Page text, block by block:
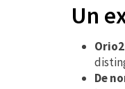
Un
De